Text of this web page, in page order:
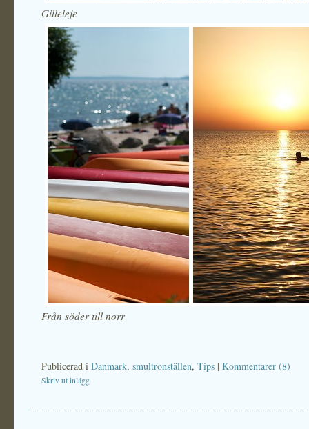
Gilleleje
Från söder till norr
Publicerad i Danmark, smultronställen, Tips | Kommentarer (8)
Skriv ut inlägg